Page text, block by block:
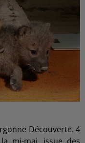
Découverte. 4